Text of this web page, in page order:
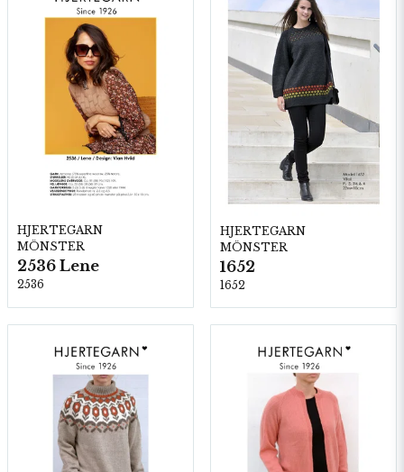
HJERTEGARN
MÖNSTER
2536 Lene
2536
HJERTEGARN
MÖNSTER
1652
1652